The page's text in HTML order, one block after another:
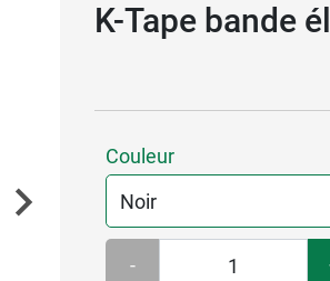
K-Tape bande
Couleur
-